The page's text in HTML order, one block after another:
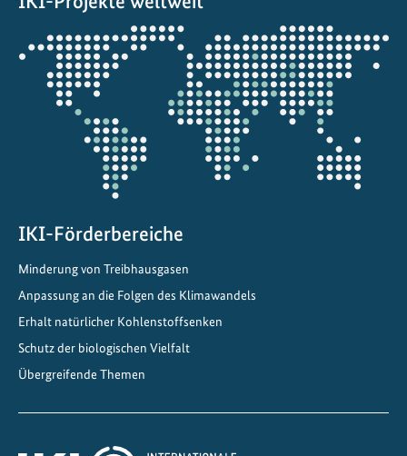
Öffnet
die
Projektkarte
IKI-Förderbereiche
Minderung von Treibhausgasen
Anpassung an die Folgen des Klimawandels
Erhalt natürlicher Kohlenstoffsenken
Schutz der biologischen Vielfalt
Übergreifende Themen